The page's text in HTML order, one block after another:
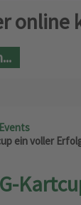
online
ein voller